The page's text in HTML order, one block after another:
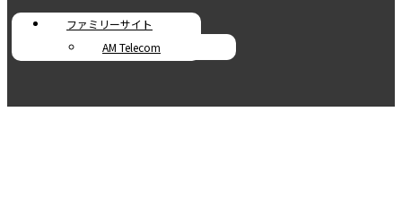
ファミリーサイト
AM Telecom